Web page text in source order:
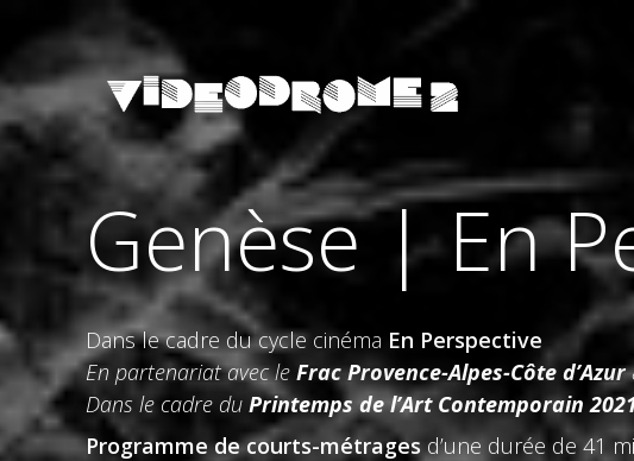
Genèse | En
Dans le cadre du cycle cinéma En Perspective
En partenariat avec le Frac Provence-Alpes-Côte d’Azur
Dans le cadre du Printemps de l’Art Contemporain
Programme de courts-métragesd’une durée de 41